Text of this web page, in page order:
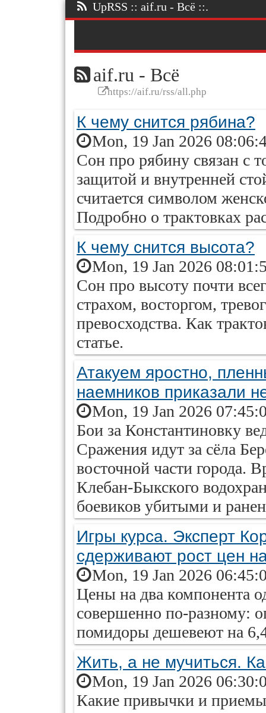
UpRSS :: aif.ru - Всё ::.
aif.ru - Всё
https://aif.ru/rss/all.php
К чему снится рябина?
Mon, 19 Jan 2026
Сон про рябину связан с
защитой и внутренней
считается символом
Подробно о трактовках
К чему снится высота?
Mon, 19 Jan 2026
Сон про высоту почти
страхом, восторгом,
превосходства. Как
статье.
Атакуем яростно,
наемников приказали
Mon, 19 Jan 2026
Бои за Константиновку
Сражения идут за сёла
восточной части города.
Клебан-Быкского
боевиков убитыми и
Игры курса. Эксперт
сдерживают рост цен
Mon, 19 Jan 2026
Цены на два компонента
совершенно по-разному:
помидоры дешевеют на
Жить, а не мучиться.
Mon, 19 Jan 2026
Какие привычки и